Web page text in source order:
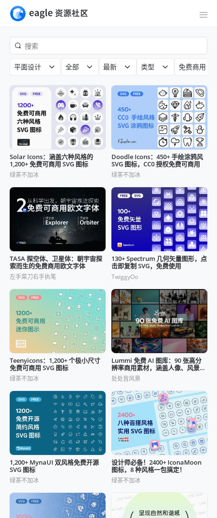
平面设计 全部 最新 类型 免费商用
Solar Icons：涵盖六种风格的
1,200+ 免费可商用 SVG 图标
绿茶不加冰
Doodle Icons：450+ 手绘涂鸦风
SVG 图标，CC0 授权免费可商用
绿茶不加冰
TASA 探空体、卫星体：朝宇宙探
索而生的免费商用欧文字体
左手菜刀右手执笔
130+ Spectrum 几何矢量图形，点
击即复制 SVG，免费使用
TwiggyOo
Teenyicons：1,200+ 个极小尺寸
免费可商用 SVG 图标
绿茶不加冰
Lummi 免费 AI 图库：90 张高分
辨率商用素材，涵盖人像、风景与
静物六大主题
处处皆风景
1,200+ MynaUI 双风格免费开源
SVG 图标
绿茶不加冰
设计师必备！2400+ IconaMoon
图标，8 种风格一包搞定！
绿茶不加冰